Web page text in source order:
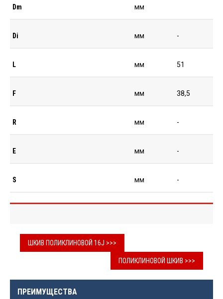
Dm мм
Di мм -
L мм 51
F мм 38,5
R мм -
E мм -
S мм -
ШКИВ ПОЛИКЛИНОВОЙ 16J >>>
ПОЛИКЛИНОВОЙ ШКИВ >>>
ПРЕИМУЩЕСТВА